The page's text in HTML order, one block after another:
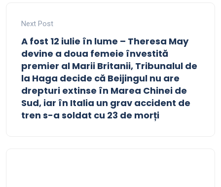
Next Post
A fost 12 iulie în lume – Theresa May
devine a doua femeie învestită
premier al Marii Britanii, Tribunalul de
la Haga decide că Beijingul nu are
drepturi extinse în Marea Chinei de
Sud, iar în Italia un grav accident de
tren s-a soldat cu 23 de morți